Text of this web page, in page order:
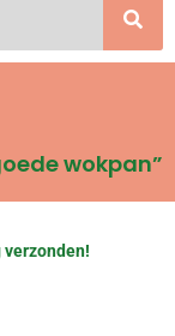
wokpan”
verzonden!